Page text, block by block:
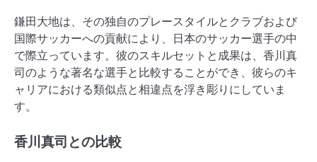
鎌田大地は、その独自のプレースタイルとクラブおよび
国際サッカーへの貢献により、日本のサッカー選手の中
で際立っています。彼のスキルセットと成果は、香川真
司のような著名な選手と比較することができ、彼らのキ
ャリアにおける類似点と相違点を浮き彫りにしていま
す。
香川真司との比較